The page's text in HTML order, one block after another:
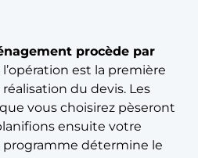
procède par
l’opération est la première
du devis. Les
vous choisirez pèseront
ensuite votre
détermine le